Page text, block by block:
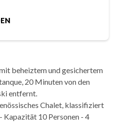
beheiztem und gesichertem
20 Minuten von den
entfernt.
Chalet, klassifiziert
Kapazität 10 Personen - 4